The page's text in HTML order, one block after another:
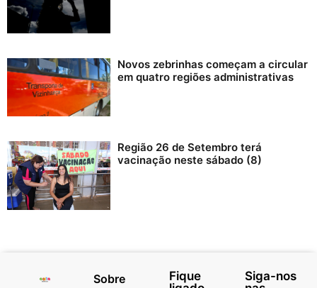
Novos zebrinhas começam a circular
em quatro regiões administrativas
Região 26 de Setembro terá
vacinação neste sábado (8)
Sobre
Fique
Siga-nos